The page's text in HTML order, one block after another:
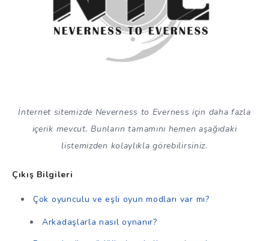
İnternet sitemizde Neverness to Everness için daha fazla
içerik mevcut. Bunların tamamını hemen aşağıdaki
listemizden kolaylıkla görebilirsiniz.
Çıkış Bilgileri
Çok oyunculu ve eşli oyun modları var mı?
Arkadaşlarla nasıl oynanır?